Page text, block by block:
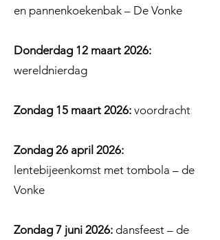
en pannenkoekenbak – De Vonke
Donderdag 12 maart 2026:
wereldnierdag
Zondag 15 maart 2026: voordracht
Zondag 26 april 2026:
lentebijeenkomst met tombola – de
Vonke
Zondag 7 juni 2026: dansfeest – de